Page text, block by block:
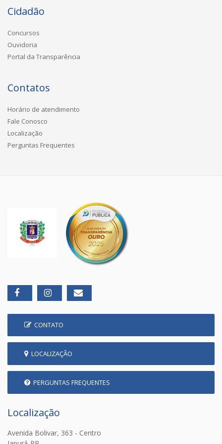
Cidadão
Concursos
Ouvidoria
Portal da Transparência
Contatos
Horário de atendimento
Fale Conosco
Localização
Perguntas Frequentes
CONTATO
LOCALIZAÇÃO
PERGUNTAS FREQUENTES
Localização
Avenida Bolivar, 363 - Centro